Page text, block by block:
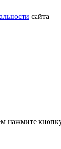
сайта
нажмите